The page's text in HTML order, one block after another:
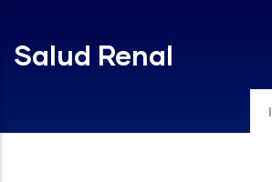
Salud Renal